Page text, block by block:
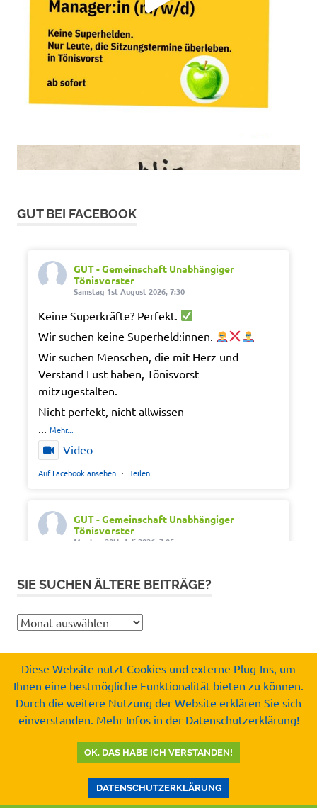
GUT BEI FACEBOOK
GUT - Gemeinschaft Unabhängiger
Tönisvorster
Samstag 1st August 2026, 7:30
Keine Superkräfte? Perfekt.
Wir suchen keine Superheld:innen.
Wir suchen Menschen, die mit Herz und
Verstand Lust haben, Tönisvorst
mitzugestalten.
Nicht perfekt, nicht allwissen
Mehr...
Video
Auf Facebook ansehen · Teilen
GUT - Gemeinschaft Unabhängiger
Tönisvorster
Montag 20th Juli 2026, 7:05
Wir wünschen schöne Ferien, Sonne und gute
#SommerferienNRW2026
#gemeinschaftunabhaengigertönisvorster
#tönisvorst
Video
GUT - Gemeinschaft Unabhängiger
Tönisvorster
Mittwoch 15th Juli 2026, 8:37
SIE SUCHEN ÄLTERE BEITRÄGE?
Sie
ältere
Beiträge?
Copyright by
Gemeinschaft Unabhängiger Tönisvorster e.V.
© 2008-2026
Diese Website nutzt Cookies und externe Plug-Ins, um
Ihnen eine bestmögliche Funktionalität bieten zu können.
Durch die weitere Nutzung der Website erklären Sie sich
einverstanden. Mehr Infos in der Datenschutzerklärung!
OK, DAS HABE ICH VERSTANDEN!
DATENSCHUTZERKLÄRUNG